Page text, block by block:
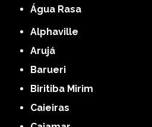
Água Rasa
Alphaville
Arujá
Barueri
Biritiba Mirim
Caieiras